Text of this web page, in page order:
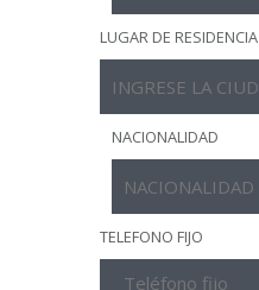
LUGAR DE RESIDENCIA
NACIONALIDAD
TELEFONO FIJO